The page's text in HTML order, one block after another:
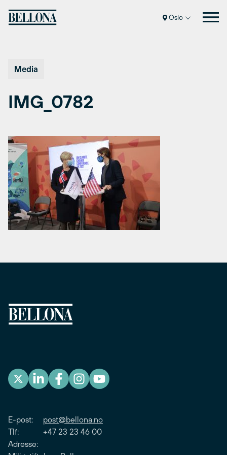
Oslo
Media
IMG_0782
E-post: post@bellona.no
Tlf: +47 23 23 46 00
Adresse: